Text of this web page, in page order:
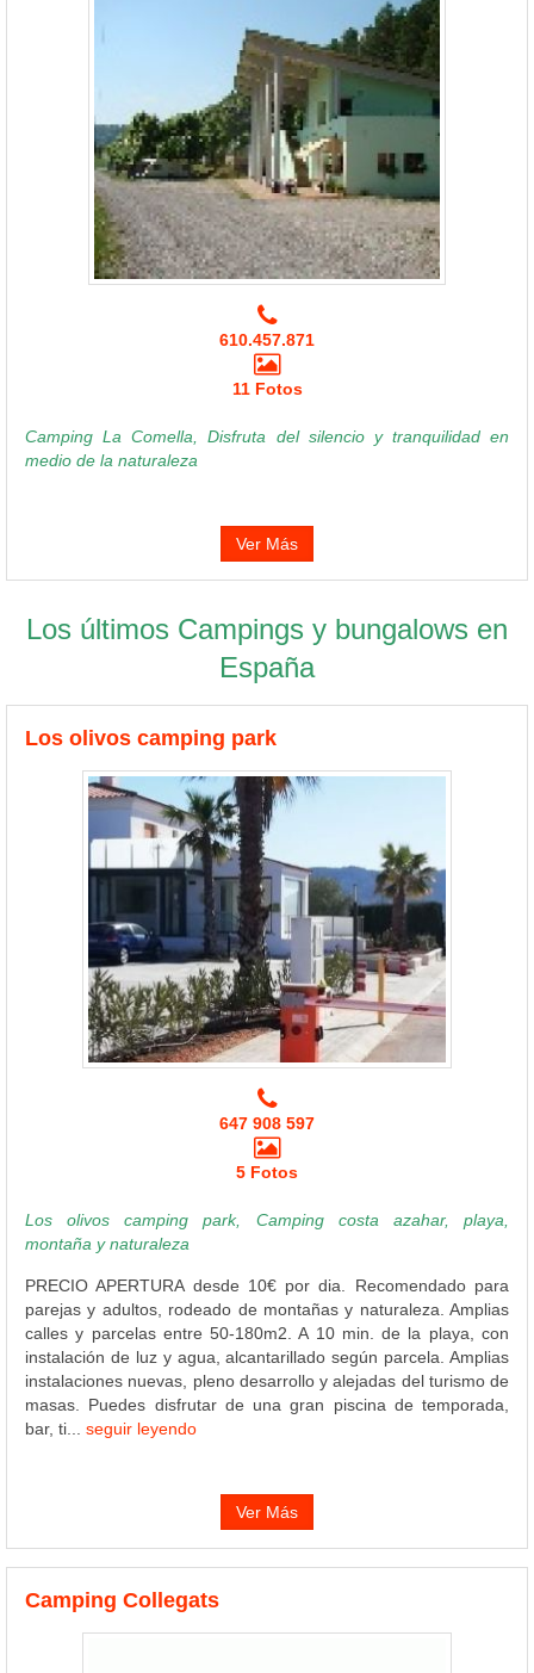
610.457.871
11 Fotos
Camping La Comella, Disfruta del silencio y tranquilidad en
medio de la naturaleza
Ver Más
Los últimos Campings y bungalows en
España
Los olivos camping park
647 908 597
5 Fotos
Los olivos camping park, Camping costa azahar, playa,
montaña y naturaleza
PRECIO APERTURA desde 10€ por dia. Recomendado para
parejas y adultos, rodeado de montañas y naturaleza. Amplias
calles y parcelas entre 50-180m2. A 10 min. de la playa, con
instalación de luz y agua, alcantarillado según parcela. Amplias
instalaciones nuevas, pleno desarrollo y alejadas del turismo de
masas. Puedes disfrutar de una gran piscina de temporada,
bar, ti... seguir leyendo
Ver Más
Camping Collegats